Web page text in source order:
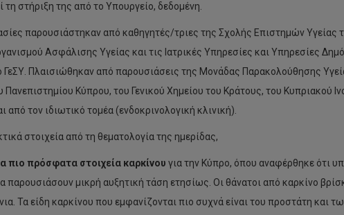
τη στήριξη της από το Υπουργείο, δεδομένη.
παρουσιάστηκαν από καθηγητές/τριες της Σχολής Επιστημών Υγείας
Ασφάλισης Υγείας και τις Ιατρικές Υπηρεσίες και Υπηρεσίες
ΓεΣΥ. Πλαισιώθηκαν από παρουσιάσεις της Μονάδας Παρακολούθησης
Πανεπιστημίου Κύπρου, του Γενικού Χημείου του Κράτους, του Κυπριακού
από τον ιδιωτικό τομέα (ενδοκρινολογική κλινική).
στοιχεία από τη θεματολογία της ημερίδας,
πιο πρόσφατα στοιχεία καρκίνου για την Κύπρο, όπου αναφέρθηκε ότι
παρουσιάσουν μικρή αυξητική τάση ετησίως. Οι θάνατοι από καρκίνο
Τα είδη καρκίνου που εμφανίζονται πιο συχνά είναι του προστάτη και